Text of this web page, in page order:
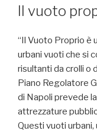
IL
Il vuoto
“Il Vuoto Proprio è
urbani vuoti che si
risultanti da crolli o
Piano Regolatore
di Napoli prevede
attrezzature
Questi vuoti